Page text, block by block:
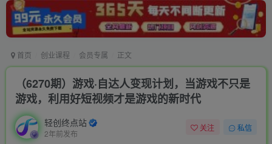
首页 创业课程 会员专属 正文
（6270期）游戏·自达人变现计划，当游戏不只是
游戏，利用好短视频才是游戏的新时代
轻创终点站
2年前发布
关注 私信